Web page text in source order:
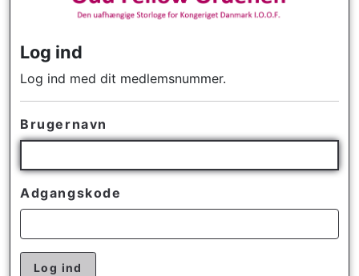
Log ind
Log ind med dit medlemsnummer.
Brugernavn
Adgangskode
Log ind